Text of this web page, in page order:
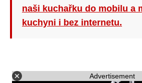
naši kuchařku do mobilu a
kuchyni i bez internetu.
Advertisement